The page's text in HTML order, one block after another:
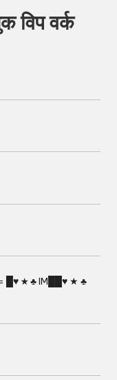
विप वर्क